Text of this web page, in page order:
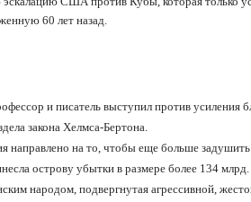
60 лет назад.
и писатель выступил против
закона Хелмса-Бертона.
направлено на то, чтобы еще больше
острову убытки в размере более 134
народом, подвергнутая агрессивной,